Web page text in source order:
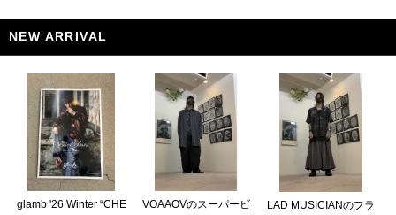
NEW ARRIVAL
glamb '26 Winter “CHE
VOAAOVのスーパービ
LAD MUSICIANのフラ